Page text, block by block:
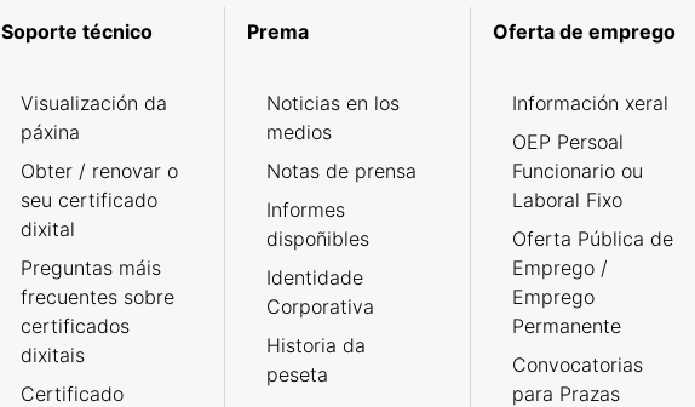
Soporte técnico
Visualización da
páxina
Obter / renovar o
seu certificado
dixital
Preguntas máis
frecuentes sobre
certificados
dixitais
Certificado
Prema
Noticias en los
medios
Notas de prensa
Informes
dispoñibles
Identidade
Corporativa
Historia da
peseta
Oferta de emprego
Información xeral
OEP Persoal
Funcionario ou
Laboral Fixo
Oferta Pública de
Emprego /
Emprego
Permanente
Convocatorias
para Prazas